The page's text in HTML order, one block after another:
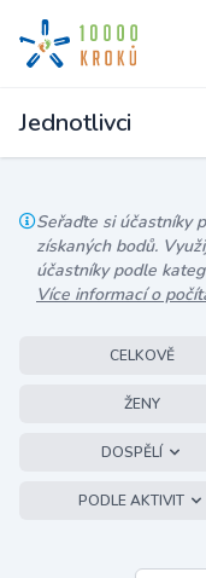
Jednotlivci
Seřaďte si účastníky
získaných bodů.
účastníky podle
Více informací o
CELKOVĚ
ŽENY
DOSPĚLÍ
PODLE AKTIVIT